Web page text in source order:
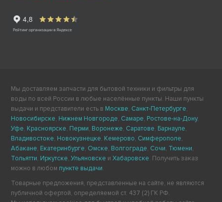
Мы доставляем запчасти для бытовой техники и фильтры для
воды по всей России в любые населённые пункты. Наши пункты
выдачи и представители есть в Москве, Санкт-Петербурге,
Новосибирске, Нижнем Новгороде, Самаре, Ростове-на-Дону,
Уфе, Красноярске, Перми, Воронеже, Саратове, Барнауле,
Владивостоке, Новокузнецке, Кемерово, Симферополе,
Абакане, Екатеринбурге, Омске, Волгограде, Сочи, Тюмени,
Тольятти, Иркутске,Ульяновске иХабаровске. Получить заказ
можно в любом пункте выдачи.
Товарные предложения, представленные на сайте, не являются
публичной офертой, определяемой ст. 437 (2) ГК РФ.